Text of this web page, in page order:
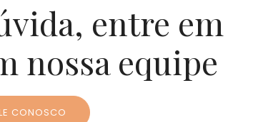
entre em
nossa equipe
CONOSCO